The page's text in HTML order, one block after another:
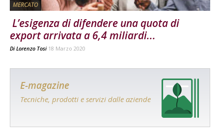
MERCATO
L’esigenza di difendere una quota di
export arrivata a 6,4 miliardi...
Di Lorenzo Tosi 18 Marzo 2020
E-magazine
Tecniche, prodotti e servizi dalle aziende